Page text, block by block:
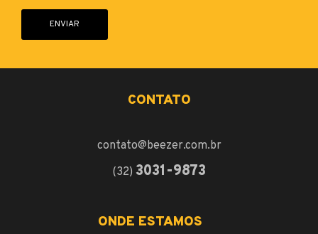
ENVIAR
CONTATO
contato@beezer.com.br
(32) 3031-9873
ONDE ESTAMOS